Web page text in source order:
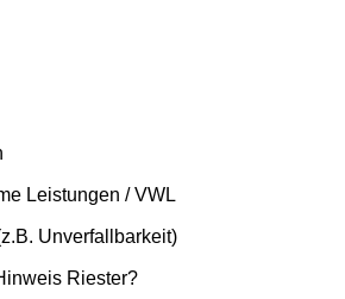
Leistungen / VWL
Unverfallbarkeit)
Riester?